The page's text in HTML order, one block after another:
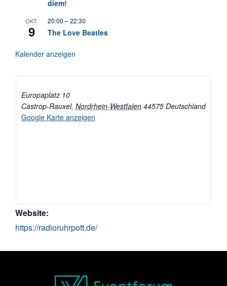
diem!
OKT.
9
20:00 –22:30
The Love Beatles
Kalender anzeigen
Europaplatz 10
Castrop-Rauxel, Nordrhein-Westfalen 44575 Deutschland
Google Karte anzeigen
Website:
https://radioruhrpott.de/